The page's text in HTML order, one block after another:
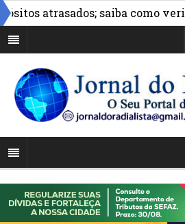
atrasados; saiba como verificar